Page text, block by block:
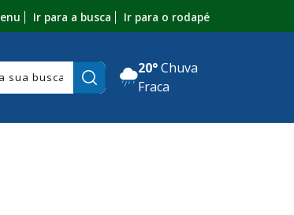
Ir para a busca Ir para o rodapé
Pesquisar:
20° Chuva
Fraca